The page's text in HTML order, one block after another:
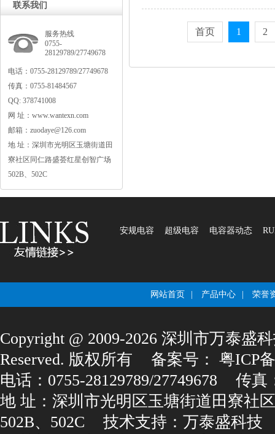
联系我们
服务热线
0755-
28129789/27749678
电话：0755-28129789/27749678
传真：0755-81484567
QQ:378741008
网址：www.wantexn.com
邮箱：zuodaye@126.com
地址：深圳市光明区玉塘街道田
寮社区同仁路盛荟红星创智广场
502B、502C
首页 1 2
安规电容 超级电容 电容器动态
网站首页 产品中心 荣誉
Copyright@2009-2026深圳市万泰盛
Reserved.版权所有
备案号：
粤ICP
电话：0755-28129789/27749678
传真
地址：深圳市光明区玉塘街道田寮社
502B、502C
技术支持： 万泰盛科技